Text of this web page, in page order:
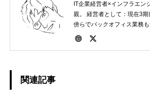
IT企業経営者×インフラエン
親。 経営者として：現在3
傍らでバックオフィス業務
実施。ここからぼっち経営
関連記事